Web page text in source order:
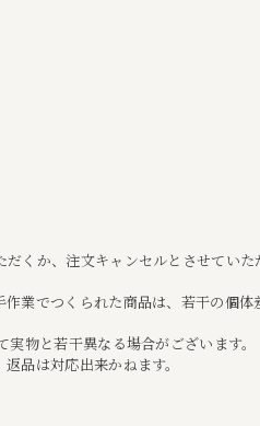
くか、注文キャンセルとさせてい
業でつくられた商品は、若干の個
物と若干異なる場合がございます。
品は対応出来かねます。